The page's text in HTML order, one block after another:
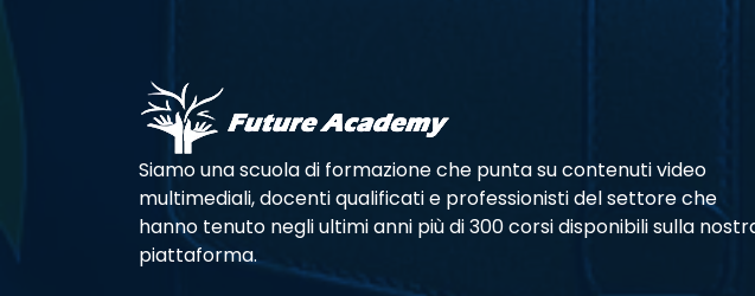
Siamo una scuola di formazione che punta su contenuti video
multimediali, docenti qualificati e professionisti del settore che
hanno tenuto negli ultimi anni più di 300 corsi disponibili sulla
piattaforma.